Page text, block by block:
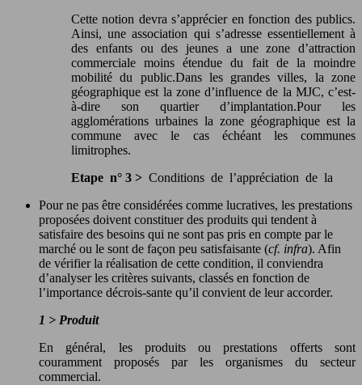
Cette notion devra s’apprécier en fonction des publics.
Ainsi, une association qui s’adresse essentiellement à
des enfants ou des jeunes a une zone d’attraction
commerciale moins étendue du fait de la moindre
mobilité du public.Dans les grandes villes, la zone
géographique est la zone d’influence de la MJC, c’est-
à-dire son quartier d’implantation.Pour les
agglomérations urbaines la zone géographique est la
commune avec le cas échéant les communes
limitrophes.
Etape n° 3 > Conditions de l’appréciation de la
Pour ne pas être considérées comme lucratives, les prestations
proposées doivent constituer des produits qui tendent à
satisfaire des besoins qui ne sont pas pris en compte par le
marché ou le sont de façon peu satisfaisante (cf. infra). Afin
de vérifier la réalisation de cette condition, il conviendra
d’analyser les critères suivants, classés en fonction de
l’importance décrois-sante qu’il convient de leur accorder.
1 > Produit
En général, les produits ou prestations offerts sont
couramment proposés par les organismes du secteur
commercial.